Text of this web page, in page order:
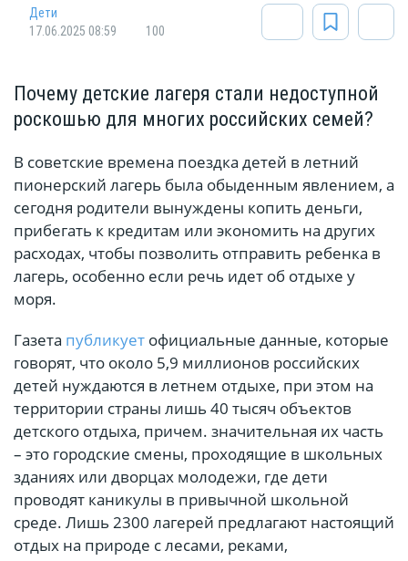
Дети
17.06.2025 08:59
100
Почему детские лагеря стали недоступной
роскошью для многих российских семей?
В советские времена поездка детей в летний
пионерский лагерь была обыденным явлением, а
сегодня родители вынуждены копить деньги,
прибегать к кредитам или экономить на других
расходах, чтобы позволить отправить ребенка в
лагерь, особенно если речь идет об отдыхе у
моря.
Газета публикует официальные данные, которые
говорят, что около 5,9 миллионов российских
детей нуждаются в летнем отдыхе, при этом на
территории страны лишь 40 тысяч объектов
детского отдыха, причем. значительная их часть
– это городские смены, проходящие в школьных
зданиях или дворцах молодежи, где дети
проводят каникулы в привычной школьной
среде. Лишь 2300 лагерей предлагают настоящий
отдых на природе с лесами, реками,